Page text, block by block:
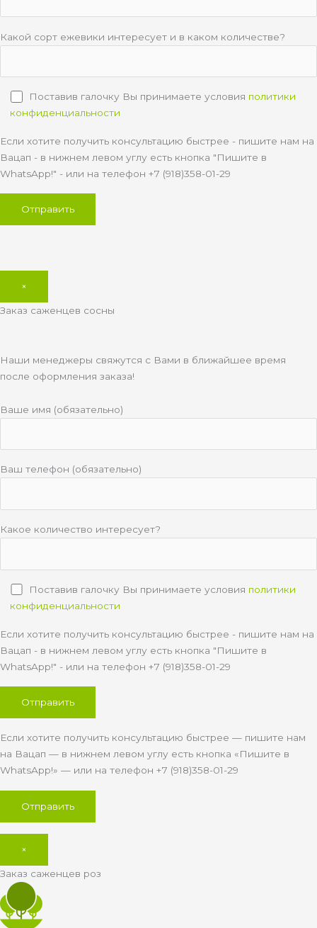
Какой сорт ежевики интересует и в каком количестве?
Поставив галочку Вы принимаете условия политики
конфиденциальности
Если хотите получить консультацию быстрее - пишите нам на
Вацап - в нижнем левом углу есть кнопка "Пишите в
WhatsApp!" - или на телефон +7 (918)358-01-29
×
Заказ саженцев сосны
Наши менеджеры свяжутся с Вами в ближайшее время
после оформления заказа!
Ваше имя (обязательно)
Ваш телефон (обязательно)
Какое количество интересует?
Поставив галочку Вы принимаете условия политики
конфиденциальности
Если хотите получить консультацию быстрее - пишите нам на
Вацап - в нижнем левом углу есть кнопка "Пишите в
WhatsApp!" - или на телефон +7 (918)358-01-29
Если хотите получить консультацию быстрее — пишите нам
на Вацап — в нижнем левом углу есть кнопка «Пишите в
WhatsApp!» — или на телефон +7 (918)358-01-29
×
Заказ саженцев роз